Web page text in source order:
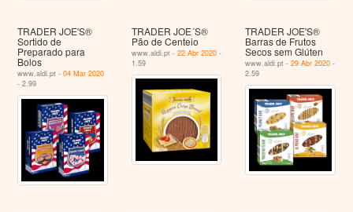
TRADER JOE'S®
Sortido de
Preparado para
Bolos
www.aldi.pt -04 Mar 2020
- 2.99
TRADER JOE´S®
Pão de Centeio
www.aldi.pt - 22 Abr 2020-
1.59
TRADER JOE'S®
Barras de Frutos
Secos sem Glúten
www.aldi.pt -29 Abr 2020 -
2.59